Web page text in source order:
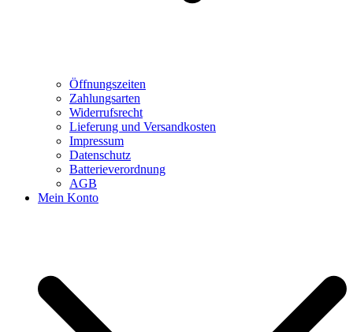
Öffnungszeiten
Zahlungsarten
Widerrufsrecht
Lieferung und Versandkosten
Impressum
Datenschutz
Batterieverordnung
AGB
Mein Konto